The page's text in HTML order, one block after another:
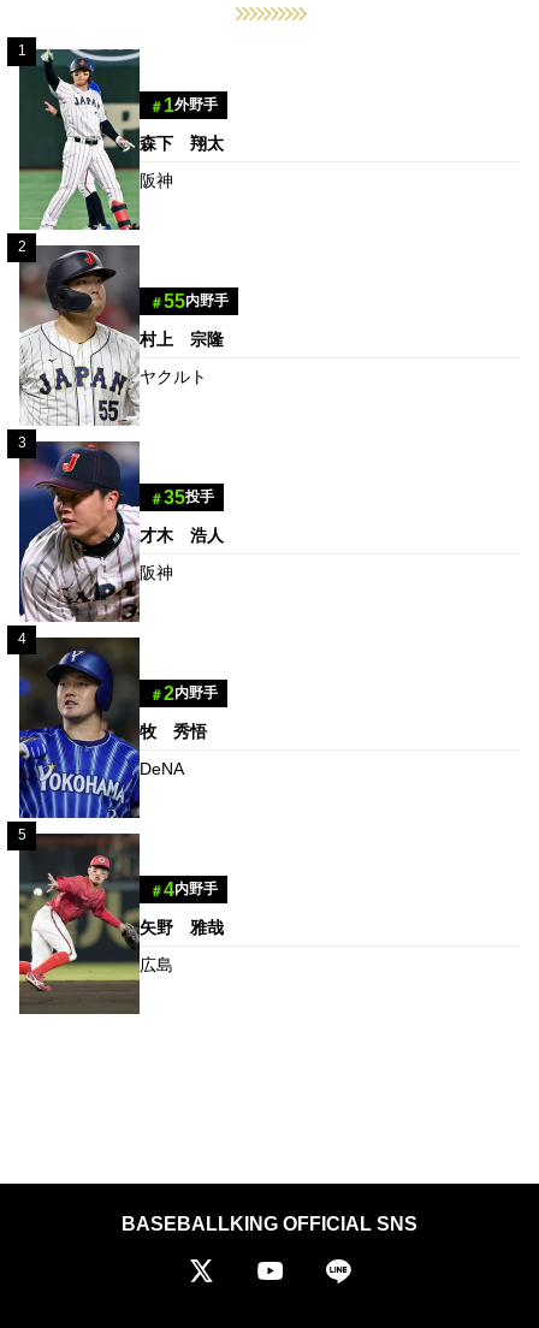
1
＃ 1外野手
森下 翔太
阪神
2
＃55内野手
村上 宗隆
ヤクルト
3
＃35投手
才木 浩人
阪神
4
＃2内野手
牧 秀悟
DeNA
5
＃4内野手
矢野 雅哉
広島
BASEBALLKING OFFICIAL SNS